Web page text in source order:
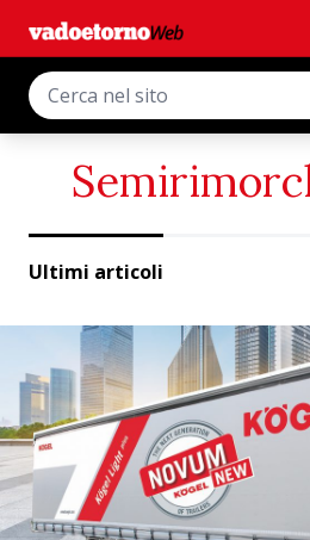
Ultimi articoli